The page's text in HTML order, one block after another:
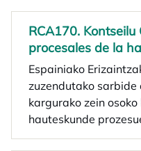
RCA170.
procesales de la
Espainiako
zuzendutako sarbide
kargurako zein
hauteskunde